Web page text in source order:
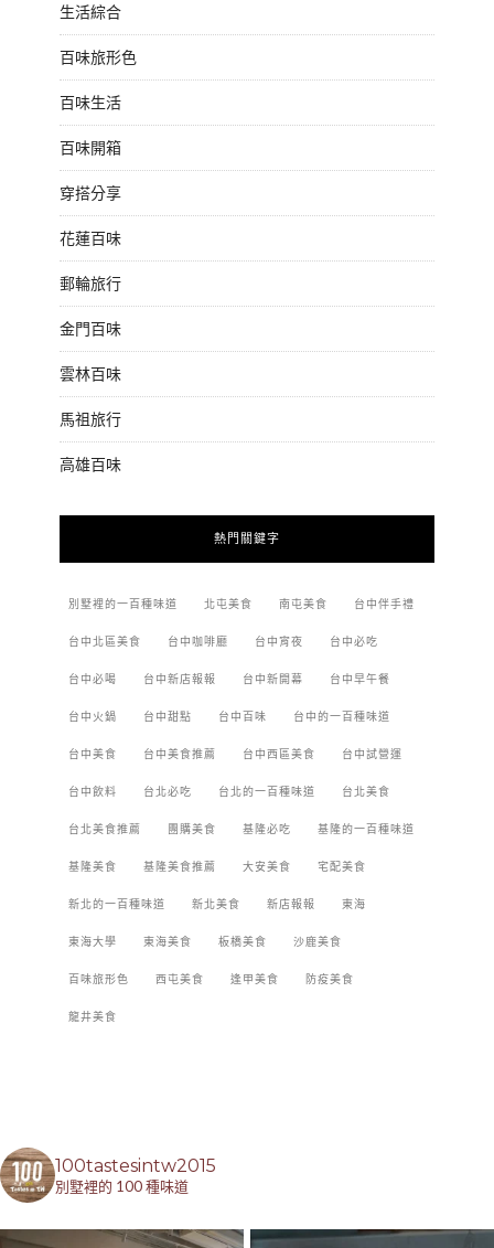
生活綜合
百味旅形色
百味生活
百味開箱
穿搭分享
花蓮百味
郵輪旅行
金門百味
雲林百味
馬祖旅行
高雄百味
熱門關鍵字
別墅裡的一百種味道 北屯美食 南屯美食 台中伴手禮
台中北區美食 台中咖啡廳 台中宵夜 台中必吃
台中必喝 台中新店報報 台中新開幕 台中早午餐
台中火鍋 台中甜點 台中百味 台中的一百種味道
台中美食 台中美食推薦 台中西區美食 台中試營運
台中飲料 台北必吃 台北的一百種味道 台北美食
台北美食推薦 團購美食 基隆必吃 基隆的一百種味道
基隆美食 基隆美食推薦 大安美食 宅配美食
新北的一百種味道 新北美食 新店報報 東海
東海大學 東海美食 板橋美食 沙鹿美食
百味旅形色 西屯美食 逢甲美食 防疫美食
龍井美食
100tastesintw2015
別墅裡的 100 種味道